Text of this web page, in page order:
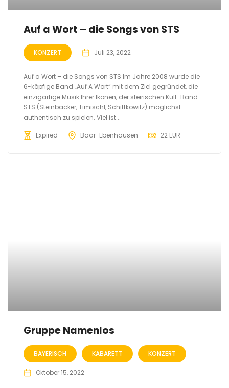
Auf a Wort – die Songs von STS
KONZERT Juli 23, 2022
Auf a Wort – die Songs von STS Im Jahre 2008 wurde die
6-köpfige Band „Auf A Wort“ mit dem Ziel gegründet, die
einzigartige Musik Ihrer Ikonen, der steirischen Kult-Band
STS (Steinbäcker, Timischl, Schiffkowitz) möglichst
authentisch zu spielen. Viel ist...
Expired Baar-Ebenhausen 22 EUR
Gruppe Namenlos
BAYERISCH KABARETT KONZERT
Oktober 15, 2022